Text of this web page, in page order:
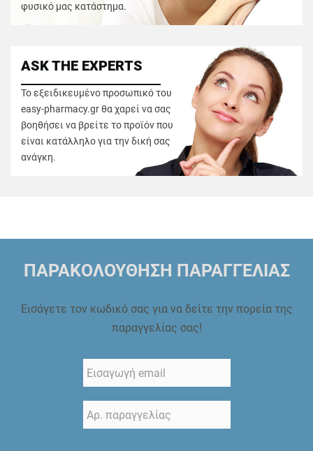
φυσικό μας κατάστημα.
ASK THE EXPERTS
Το εξειδικευμένο προσωπικό του
easy-pharmacy.gr θα χαρεί να σας
βοηθήσει να βρείτε το προϊόν που
είναι κατάλληλο για την δική σας
ανάγκη.
ΠΑΡΑΚΟΛΟΥΘΗΣΗ ΠΑΡΑΓΓΕΛΙΑΣ
Εισάγετε τον κωδικό σας για να δείτε την πορεία της
παραγγελίας σας!